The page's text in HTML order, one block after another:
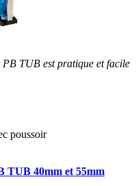
TUB est pratique et facile
poussoir
TUB 40mm et 55mm